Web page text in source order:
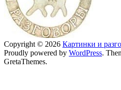
Copyright © 2026 Картинки и
Proudly powered by WordPress.
GretaThemes.